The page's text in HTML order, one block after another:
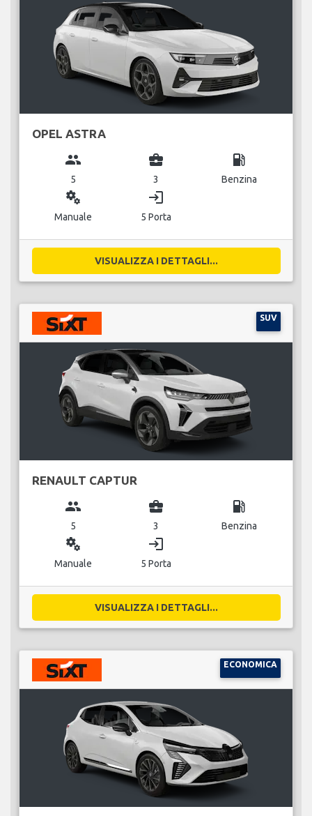
OPEL ASTRA
group
5
business_center
3
local_gas_station
Benzina
miscellaneous_services
Manuale
login
5 Porta
VISUALIZZA I DETTAGLI...
SUV
RENAULT CAPTUR
group
5
business_center
3
local_gas_station
Benzina
miscellaneous_services
Manuale
login
5 Porta
VISUALIZZA I DETTAGLI...
ECONOMICA